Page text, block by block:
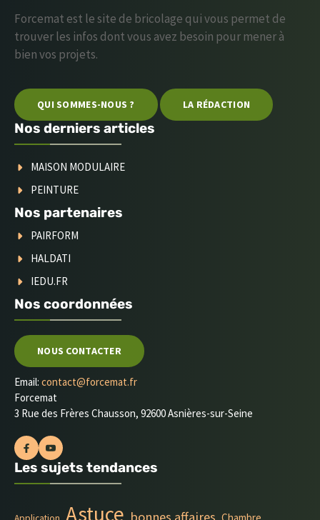
Forcemat est le site de bricolage qui vous permet de
trouver les infos dont vous avez besoin pour mener à
bien vos projets.
QUI SOMMES-NOUS ? LA RÉDACTION
Nos derniers articles
MAISON MODULAIRE
PEINTURE
Nos partenaires
PAIRFORM
HALDATI
IEDU.FR
Nos coordonnées
NOUS CONTACTER
Email: contact@forcemat.fr
Forcemat
3 Rue des Frères Chausson, 92600 Asnières-sur-Seine
Les sujets tendances
Astuce